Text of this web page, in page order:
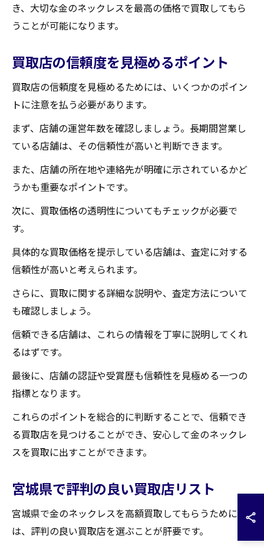
き、大切な金のネックレスを最高の価格で買取してもら
うことが可能になります。
買取店の信頼度を見極めるポイント
買取店の信頼度を見極めるためには、いくつかのポイン
トに注意を払う必要があります。
まず、店舗の運営年数を確認しましょう。長期間営業し
ている店舗は、その信頼性が高いと判断できます。
また、店舗の所在地や連絡先が明確に示されているかど
うかも重要なポイントです。
次に、買取価格の透明性についてもチェックが必要で
す。
具体的な買取価格を提示している店舗は、査定に対する
信頼性が高いと考えられます。
さらに、買取に関する詳細な説明や、査定方法について
も確認しましょう。
信頼できる店舗は、これらの情報を丁寧に説明してくれ
るはずです。
最後に、店舗の認証や受賞歴も信頼性を見極める一つの
指標となります。
これらのポイントを総合的に判断することで、信頼でき
る買取店を見つけることができ、安心して金のネックレ
スを買取に出すことができます。
宮城県で評判の良い買取店リスト
宮城県で金のネックレスを高額買取してもらうために
は、評判の良い買取店を選ぶことが肝要です。